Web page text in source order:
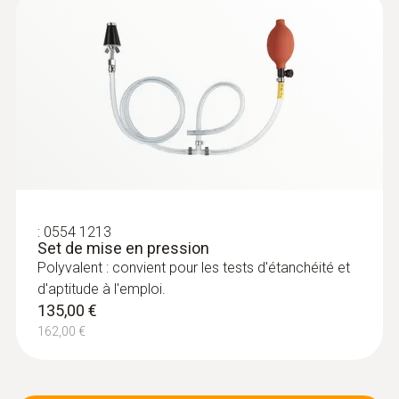
au système de changement rapide à
encliqueter
: 0554 1213
Set de mise en pression
Polyvalent : convient pour les tests d'étanchéité et
d'aptitude à l'emploi.
135,00 €
162,00 €